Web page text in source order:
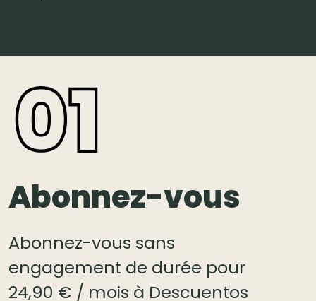
Abonnez-vous
Abonnez-vous sans
engagement de durée pour
24,90 € / mois à Descuentos